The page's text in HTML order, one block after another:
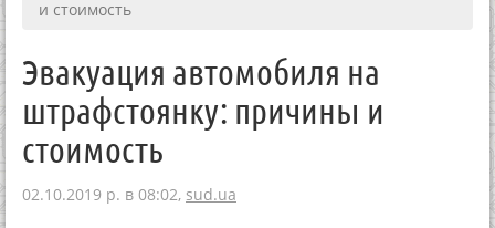
и стоимость
Эвакуация автомобиля на
штрафстоянку: причины и
стоимость
02.10.2019 р. в 08:02, sud.ua